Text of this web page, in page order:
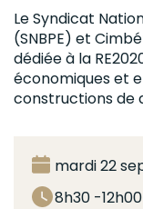
Le Syndicat
(SNBPE) et
dédiée à la
économiques et
constructions de
mardi 22
8h30 -12h00